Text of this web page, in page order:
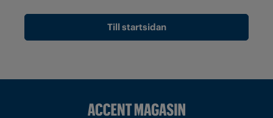
Till startsidan